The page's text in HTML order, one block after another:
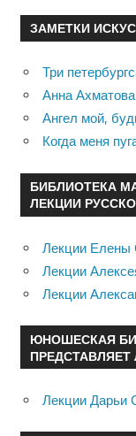
ЗАМЕТКИ
Три
Анна
Ангел мой,
Когда меня
БИБЛИОТЕКА
ЛЕКЦИИ
Лекции Елены
Лекции
Лекции
ЮНОШЕСКАЯ
Лекции Дарьи